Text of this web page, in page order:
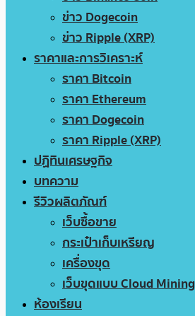
ข่าว Dogecoin
ข่าว Ripple (XRP)
ราคาและการวิเคราะห์
ราคา Bitcoin
ราคา Ethereum
ราคา Dogecoin
ราคา Ripple (XRP)
ปฏิทินเศรษฐกิจ
บทความ
รีวิวผลิตภัณฑ์
เว็บซื้อขาย
กระเป๋าเก็บเหรียญ
เครื่องขุด
เว็บขุดแบบ Cloud Mining
ห้องเรียน